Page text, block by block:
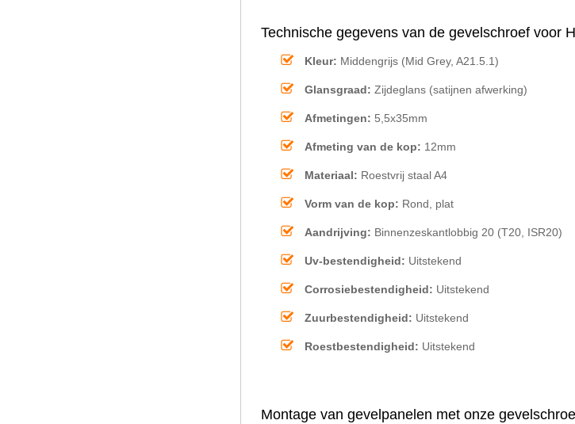
Technische gegevens van de gevelschroef voor
Kleur: Middengrijs (Mid Grey, A21.5.1)
Glansgraad: Zijdeglans (satijnen afwerking)
Afmetingen: 5,5x35mm
Afmeting van de kop: 12mm
Materiaal: Roestvrij staal A4
Vorm van de kop: Rond, plat
Aandrijving: Binnenzeskantlobbig 20 (T20, ISR20)
Uv-bestendigheid: Uitstekend
Corrosiebestendigheid: Uitstekend
Zuurbestendigheid: Uitstekend
Roestbestendigheid: Uitstekend
Montage van gevelpanelen met onze